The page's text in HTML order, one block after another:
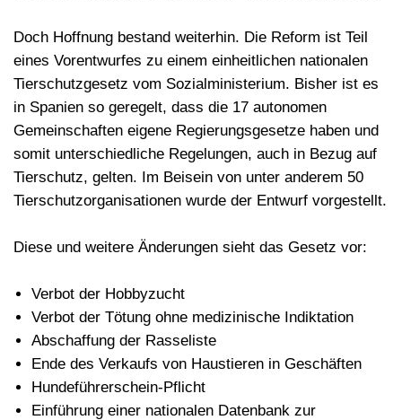
Doch Hoffnung bestand weiterhin. Die Reform ist Teil
eines Vorentwurfes zu einem einheitlichen nationalen
Tierschutzgesetz vom Sozialministerium. Bisher ist es
in Spanien so geregelt, dass die 17 autonomen
Gemeinschaften eigene Regierungsgesetze haben und
somit unterschiedliche Regelungen, auch in Bezug auf
Tierschutz, gelten. Im Beisein von unter anderem 50
Tierschutzorganisationen wurde der Entwurf vorgestellt.
Diese und weitere Änderungen sieht das Gesetz vor:
Verbot der Hobbyzucht
Verbot der Tötung ohne medizinische Indiktation
Abschaffung der Rasseliste
Ende des Verkaufs von Haustieren in Geschäften
Hundeführerschein-Pflicht
Einführung einer nationalen Datenbank zur